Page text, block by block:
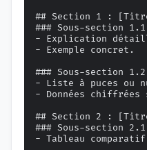
## Section 1 :
### Sous-section 1.1
- Explication
- Exemple concret.
### Sous-section 1.2
- Liste à puces ou
- Données
## Section 2 :
### Sous-section 2.1
- Tableau